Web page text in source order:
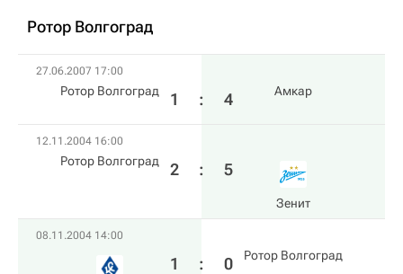
Ротор Волгоград
27.06.2007 17:00
Ротор Волгоград 1 : 4 Амкар
12.11.2004 16:00
Ротор Волгоград 2 : 5
Зенит
08.11.2004 14:00
1 : 0 Ротор Волгоград